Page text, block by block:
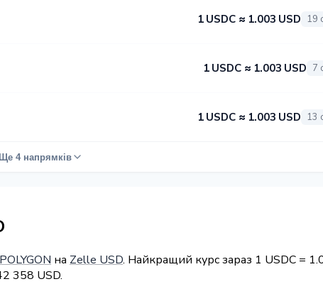
1 USDC ≈ 1.003 USD 19
1 USDC ≈ 1.003 USD 7
1 USDC ≈ 1.003 USD 13
Ще 4 напрямків
на Zelle USD. Найкращий курс зараз 1 USDC =
358 USD.